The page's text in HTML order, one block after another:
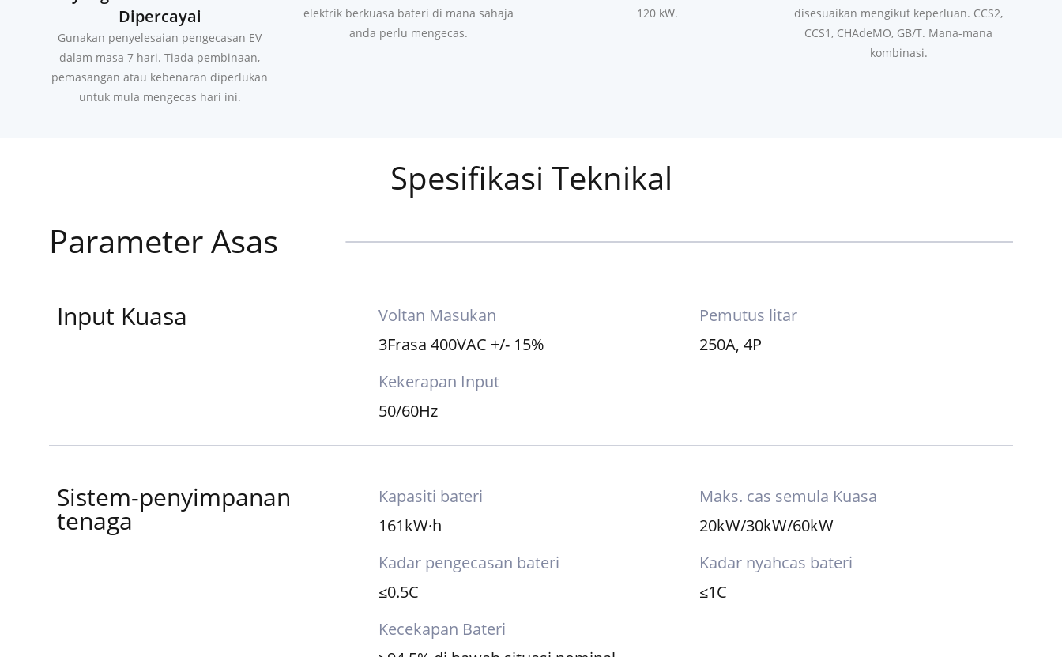
Dapatkan Penyelesaian
yang Pantas dan Boleh
Dipercayai
Gunakan penyelesaian pengecasan EV
dalam masa 7 hari. Tiada pembinaan,
Pergi Tanpa Grid
Penyelesaian pengecasan kenderaan
Pengecasan pantas DC OEM/ODM
Penampilan, warna, dan fungsi boleh
disesuaikan mengikut keperluan. CCS2,
Voltan Masukan
3Frasa 400VAC +/- 15%
Kekerapan Input
50/60Hz
Pemutus litar
Sistem-penyimpanan
Kapasiti bateri
161kW·h
Kadar pengecasan bateri
≤0.5C
Maks. cas semula Kuasa
20kW/30kW/60kW
Kadar nyahcas bateri